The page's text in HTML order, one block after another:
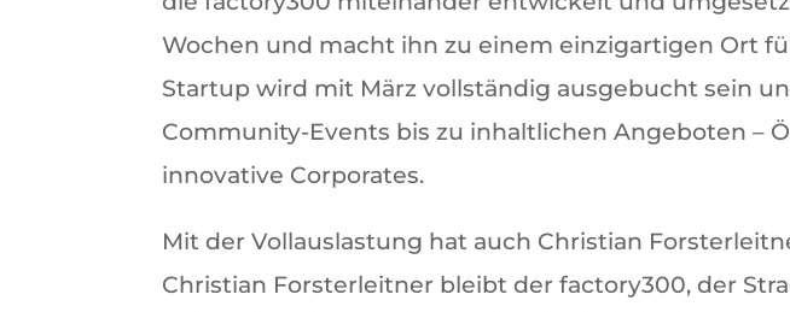
Wochen und macht ihn zu einem einzigartigen Ort
Startup wird mit März vollständig ausgebucht sein
Community-Events bis zu inhaltlichen Angeboten –
innovative Corporates.
Mit der Vollauslastung hat auch Christian
Christian Forsterleitner bleibt der factory300, der